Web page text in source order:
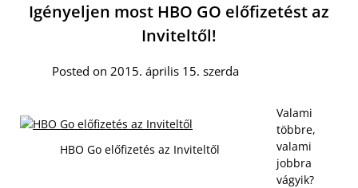
Igényeljen most HBO GO előfizetést az
Inviteltől!
Posted on 2015. április 15. szerda
HBO Go előfizetés az Inviteltől
Valami
többre,
valami
jobbra
vágyik?